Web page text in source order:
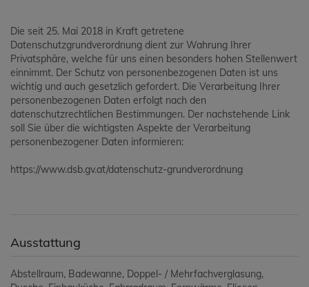
Die seit 25. Mai 2018 in Kraft getretene
Datenschutzgrundverordnung dient zur Wahrung Ihrer
Privatsphäre, welche für uns einen besonders hohen Stellenwert
einnimmt. Der Schutz von personenbezogenen Daten ist uns
wichtig und auch gesetzlich gefordert. Die Verarbeitung Ihrer
personenbezogenen Daten erfolgt nach den
datenschutzrechtlichen Bestimmungen. Der nachstehende Link
soll Sie über die wichtigsten Aspekte der Verarbeitung
personenbezogener Daten informieren:
https://www.dsb.gv.at/datenschutz-grundverordnung
Ausstattung
Abstellraum Badewanne Doppel- / Mehrfachverglasung